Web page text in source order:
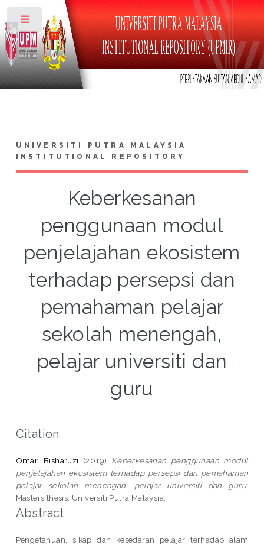
UNIVERSITI PUTRA MALAYSIA
INSTITUTIONAL REPOSITORY
Keberkesanan
penggunaan modul
penjelajahan ekosistem
terhadap persepsi dan
pemahaman pelajar
sekolah menengah,
pelajar universiti dan
guru
Citation
Omar, Bisharuzi (2019) Keberkesanan penggunaan modul
penjelajahan ekosistem terhadap persepsi dan pemahaman
pelajar sekolah menengah, pelajar universiti dan guru.
Masters thesis, Universiti Putra Malaysia.
Abstract
Pengetahuan, sikap dan kesedaran pelajar terhadap alam
Toggle